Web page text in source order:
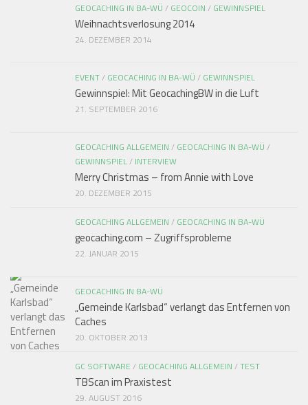
GEOCACHING IN BA-WÜ / GEOCOIN / GEWINNSPIEL
Weihnachtsverlosung 2014
24. DEZEMBER 2014
EVENT/ GEOCACHING IN BA-WÜ / GEWINNSPIEL
Gewinnspiel: Mit GeocachingBW in die Luft
21. SEPTEMBER 2016
GEOCACHING ALLGEMEIN / GEOCACHING IN BA-WÜ /
GEWINNSPIEL/ INTERVIEW
Merry Christmas – from Annie with Love
20. DEZEMBER 2015
GEOCACHING ALLGEMEIN / GEOCACHING IN BA-WÜ
geocaching.com – Zugriffsprobleme
22. JANUAR 2015
GEOCACHING IN BA-WÜ
„Gemeinde Karlsbad“ verlangt das Entfernen von
Caches
20. OKTOBER 2013
GC SOFTWARE / GEOCACHING ALLGEMEIN /TEST
TBScan im Praxistest
29. AUGUST 2016